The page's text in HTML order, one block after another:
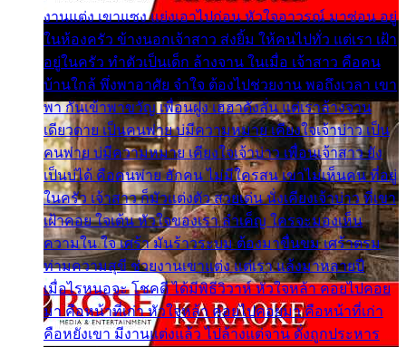
งานแต่ง เขาแซง แย่งเอาไปก่อน หัวใจอาวรณ์ มาซ่อน อยู่
ในห้องครัว ข้างนอกเจ้าสาว ส่งยิ้ม ให้คนไปทั่ว แต่เรา เฝ้า
อยู่ในครัว ทำตัวเป็นเด็ก ล้างจาน ในเมื่อ เจ้าสาว คือคน
บ้านใกล้ พึ่งพาอาศัย จำใจ ต้องไปช่วยงาน พอถึงเวลา เขา
พา กันเข้าพาขวัญ เพื่อนฝูง เฮฮาดังลั่น แต่เราล้างจาน
เดียวดาย เป็นคนพ่าย บ่มีความหมาย เคียงใจเจ้าบ่าว เป็น
คนพ่าย บ่มีความหมาย เคียงใจเจ้าบ่าว เพื่อนเจ้าสาว ยัง
เป็นบ่ได้ คือคนพ่าย ฮักคน ไม่มีใครสน เขาไม่เห็นคน ที่อยู่
ในครัว เจ้าสาว ก็มัวแต่งตัว สวยเด่น นั่งเคียงเจ้าบ่าว ที่เขา
เฝ้าคอย ใจเต้น หัวใจของเรา ลำเค็ญ ใครจะมองเห็น
ความใน ใจ เศร้า มันร้าวระบม ต้องมาขื่นขม เศร้าตรม
ท่ามความสุขี ช่วยงานเขาแต่ง แต่เรา แล้งมาหลายปี
เมื่อไรหนอจะ โชคดี ได้มีพิธีวิวาห์ หัวใจหล้า คอยไปคอย
มา คือหน้าที่เก่า หัวใจหล้า คอยไปคอยมา คือหน้าที่เก่า
คือหยังเขา มีงานแต่งแล้ว ไปล้างแต่จาน ดั่งถูกประหาร